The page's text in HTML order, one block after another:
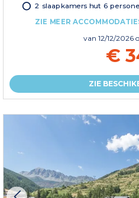
2 slaapkamers hut 6
ZIE MEER
van 12/12/2026
€
ZIE